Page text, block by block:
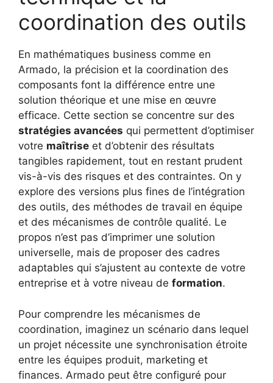
coordination des outils
En mathématiques business comme en
Armado, la précision et la coordination des
composants font la différence entre une
solution théorique et une mise en œuvre
efficace. Cette section se concentre sur des
stratégies avancées qui permettent d’optimiser
votre maîtrise et d’obtenir des résultats
tangibles rapidement, tout en restant prudent
vis-à-vis des risques et des contraintes. On y
explore des versions plus fines de l’intégration
des outils, des méthodes de travail en équipe
et des mécanismes de contrôle qualité. Le
propos n’est pas d’imprimer une solution
universelle, mais de proposer des cadres
adaptables qui s’ajustent au contexte de votre
entreprise et à votre niveau de formation.
Pour comprendre les mécanismes de
coordination, imaginez un scénario dans lequel
un projet nécessite une synchronisation étroite
entre les équipes produit, marketing et
finances. Armado peut être configuré pour